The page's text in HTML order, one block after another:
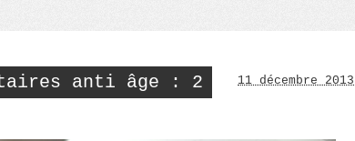
anti âge : 2
11 décembre 2013